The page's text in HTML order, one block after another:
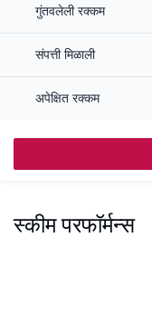
गुंतवलेली रक्कम
संपत्ती मिळाली
अपेक्षित रक्कम
स्कीम परफॉर्मन्स